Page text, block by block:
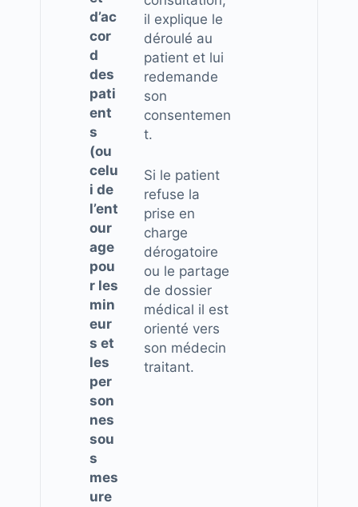
d’ac
cor
d
des
pati
ent
s
(ou
celu
i de
l’ent
our
age
pou
r les
min
eur
s et
les
per
son
nes
sou
s
mes
ure
il explique le
déroulé au
patient et lui
redemande
son
consentemen
t.
Si le patient
refuse la
prise en
charge
dérogatoire
ou le partage
de dossier
médical il est
orienté vers
son médecin
traitant.